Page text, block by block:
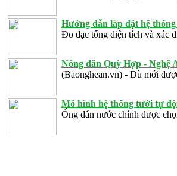
Hướng dẫn lắp đặt hệ
Đo đạc tổng diện tích và xác
Nông dân Quỳ Hợp - Nghệ
(Baonghean.vn) - Dù mới
Mô hình hệ thống tưới tự
Ống dẫn nước chính được